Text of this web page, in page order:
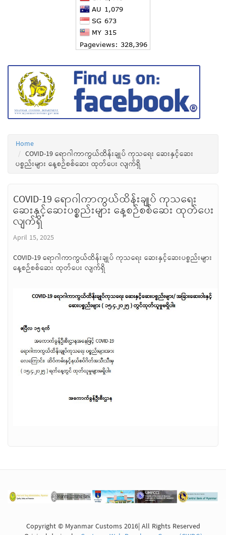
Home
COVID-19 ရောဂါကာကွယ်ထိန်းချုပ် ကုသရေး ဆေးနှင့်ဆေး
ပစ္စည်းများ နေ့စဉ်စစ်ဆေး ထုတ်ပေး လျက်ရှိ
COVID-19 ရောဂါကာကွယ်ထိန်းချုပ် ကုသရေး
ဆေးနှင့်ဆေးပစ္စည်းများ နေ့စဉ်စစ်ဆေး ထုတ်ပေး
လျက်ရှိ
April 15, 2025
COVID-19 ရောဂါကာကွယ်ထိန်းချုပ် ကုသရေး ဆေးနှင့်ဆေးပစ္စည်းများ
နေ့စဉ်စစ်ဆေး ထုတ်ပေး လျက်ရှိ
Copyright © Myanmar Customs 2016| All Rights Reserved